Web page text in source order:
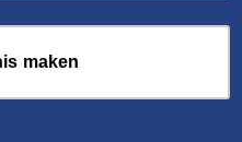
maken